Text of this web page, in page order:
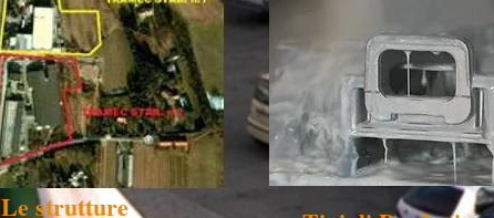
Le strutture